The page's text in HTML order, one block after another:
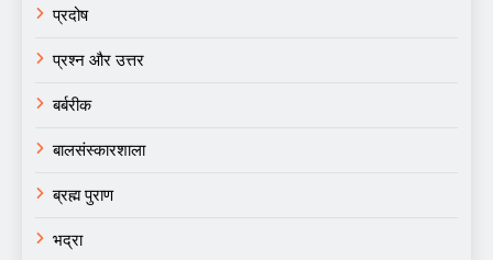
प्रदोष
प्रश्न और उत्तर
बर्बरीक
बालसंस्कारशाला
ब्रह्म पुराण
भद्रा